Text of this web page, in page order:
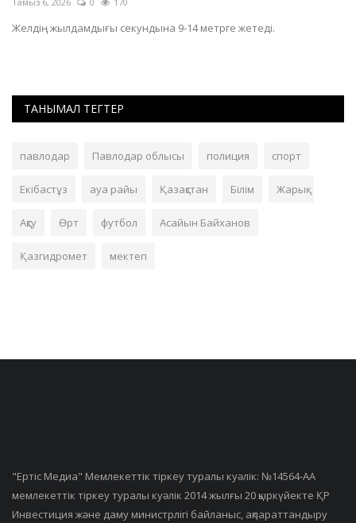
Желдің жылдамдығы секундына 9-14 метрге жетеді.
ТАНЫМАЛ ТЕГТЕР
павлодар Павлодар облысы полиция спорт
Екібастұз ауа райы Қазақстан Білім Жарық
Ақсу Өрт футбол Асайын Байханов
Қазгидромет мектеп
"Ертiс Медиа" Мемлекеттік тіркеу туралы куәлік: №14564-АА
мемлекеттік тіркеу туралы куәлік 2014 жылғы 20 қыркүйекте ҚР
Инвестиция және даму министрлігі байланыс, ақпараттандыру